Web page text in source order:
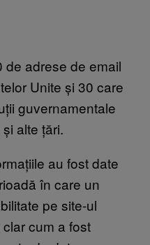
de adrese de email
Unite și 30 care
guvernamentale
alte țări.
au fost date
în care un
pe site-ul
cum a fost